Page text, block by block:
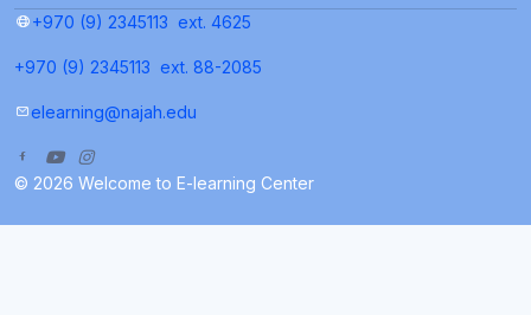
+970 (9) 2345113 ext. 4625
+970 (9) 2345113 ext. 88-2085
elearning@najah.edu
© 2026 Welcome to E-learning Center